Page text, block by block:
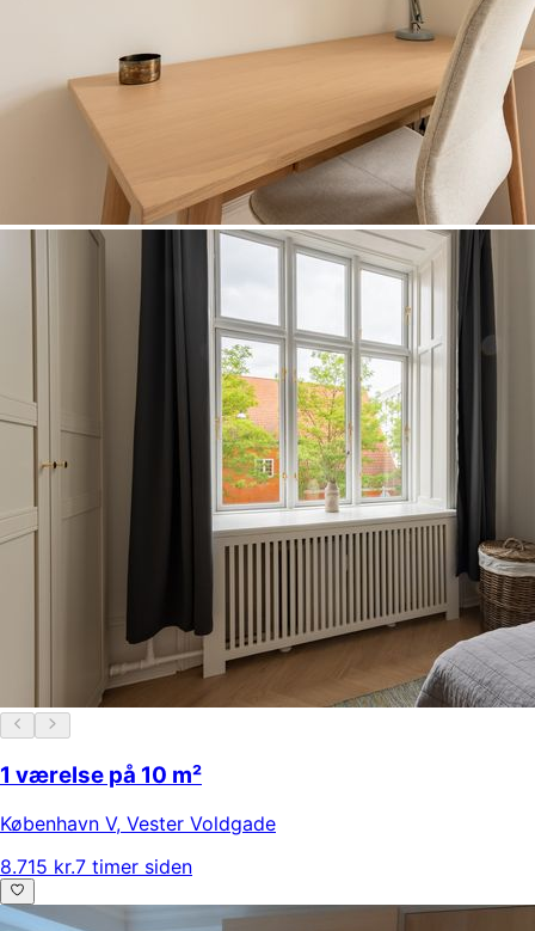
1 værelse på 10 m²
København V, Vester Voldgade
8.715 kr.7 timer siden